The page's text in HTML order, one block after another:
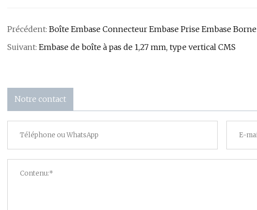
Précédent: Boîte Embase Connecteur Embase Prise Embase Borne
Suivant: Embase de boîte à pas de 1,27 mm, type vertical CMS
Notre contact